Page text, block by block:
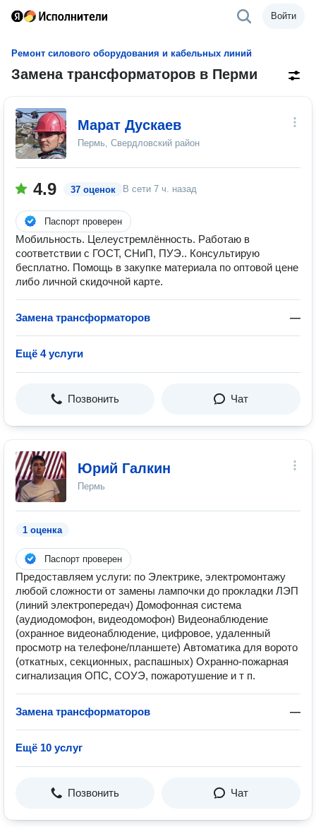
Войти
Ремонт силового оборудования и кабельных линий
Замена трансформаторов в Перми
Марат Дускаев
Пермь, Свердловский район
4.9 37 оценок В сети 7 ч. назад
Паспорт проверен
Мобильность. Целеустремлённость. Работаю в
соответствии с ГОСТ, СНиП, ПУЭ.. Консультирую
бесплатно. Помощь в закупке материала по оптовой цене
либо личной скидочной карте.
Замена трансформаторов —
Ещё 4 услуги
Позвонить Чат
Юрий Галкин
Пермь
1 оценка
Паспорт проверен
Предоставляем услуги: по Электрике, электромонтажу
любой сложности от замены лампочки до прокладки ЛЭП
(линий электропередач) Домофонная система
(аудиодомофон, видеодомофон) Видеонаблюдение
(охранное видеонаблюдение, цифровое, удаленный
просмотр на телефоне/планшете) Автоматика для ворото
(откатных, секционных, распашных) Охранно-пожарная
сигнализация ОПС, СОУЭ, пожаротушение и т п.
Замена трансформаторов —
Ещё 10 услуг
Позвонить Чат